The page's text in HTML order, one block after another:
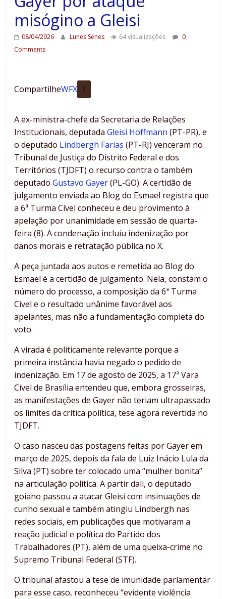
misógino a Gleisi
08/04/2026 Lunes Senes 64 visualizações
0
Comments
CompartilheWFX ?
A ex-ministra-chefe da Secretaria de Relações
Institucionais, deputadaGleisi Hoffmann (PT-PR), e
o deputado Lindbergh Farias (PT-RJ) venceram no
Tribunal de Justiça do Distrito Federal e dos
Territórios (TJDFT) o recurso contra o também
deputadoGustavo Gayer(PL-GO). A certidão de
julgamento enviada ao Blog do Esmael registra que
a 6ª Turma Cível conheceu e deu provimento à
apelação por unanimidade em sessão de quarta-
feira (8). A condenação incluiu indenização por
danos morais e retratação pública no X.
A peça juntada aos autos e remetida ao Blog do
Esmael é a certidão de julgamento. Nela, constam o
número do processo, a composição da 6ª Turma
Cível e o resultado unânime favorável aos
apelantes, mas não a fundamentação completa do
voto.
A virada é politicamente relevante porque a
primeira instância havia negado o pedido de
indenização. Em 17 de agosto de 2025, a 17ª Vara
Cível de Brasília entendeu que, embora grosseiras,
as manifestações de Gayer não teriam ultrapassado
os limites da crítica política, tese agora revertida no
TJDFT.
O caso nasceu das postagens feitas por Gayer em
março de 2025, depois da fala de Luiz Inácio Lula da
Silva (PT) sobre ter colocado uma “mulher bonita”
na articulação política. A partir dali, o deputado
goiano passou a atacar Gleisi com insinuações de
cunho sexual e também atingiu Lindbergh nas
redes sociais, em publicações que motivaram a
reação judicial e política do Partido dos
Trabalhadores (PT), além de uma queixa-crime no
Supremo Tribunal Federal (STF).
O tribunal afastou a tese de imunidade parlamentar
para esse caso, reconheceu “evidente violência